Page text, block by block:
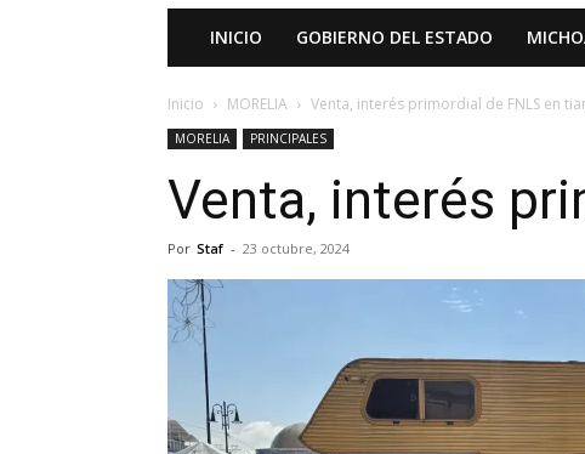
INICIO GOBIERNO DEL ESTADO
Inicio MORELIA Venta, interés primordial de FNLS en
MORELIA PRINCIPALES
Venta, interés
Por Staf - 23 octubre, 2024